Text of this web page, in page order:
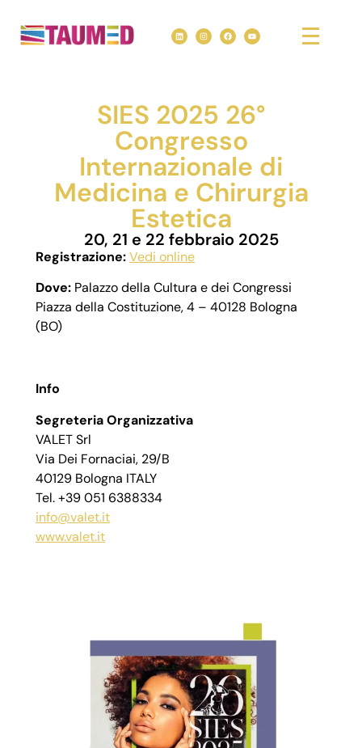
SIES 2025 26°
Congresso
Internazionale di
Medicina e Chirurgia
Estetica
20, 21 e 22 febbraio 2025
Registrazione:Vedi online
Dove: Palazzo della Cultura e dei Congressi
Piazza della Costituzione, 4 – 40128 Bologna
(BO)
Info
Segreteria Organizzativa
VALET Srl
Via Dei Fornaciai, 29/B
40129 Bologna ITALY
Tel. +39 051 6388334
info@valet.it
www.valet.it